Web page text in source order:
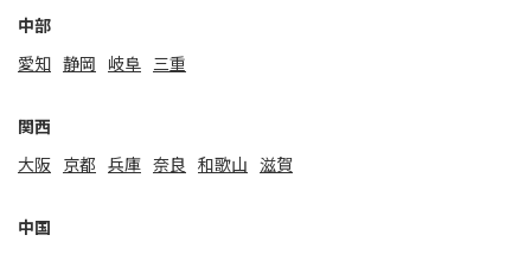
中部
愛知 静岡 岐阜 三重
関⻄
大阪
京都 兵庫 奈良 和歌山 滋賀
中国